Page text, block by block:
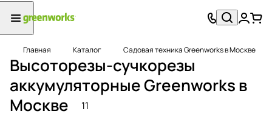
Главная Каталог Садовая техника Greenworks в Москве
Высоторезы-сучкорезы
аккумуляторные Greenworks в
Москве
11